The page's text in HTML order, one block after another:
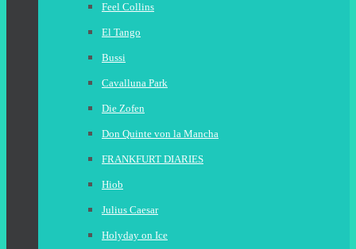
Feel Collins
El Tango
Bussi
Cavalluna Park
Die Zofen
Don Quinte von la Mancha
FRANKFURT DIARIES
Hiob
Julius Caesar
Holyday on Ice